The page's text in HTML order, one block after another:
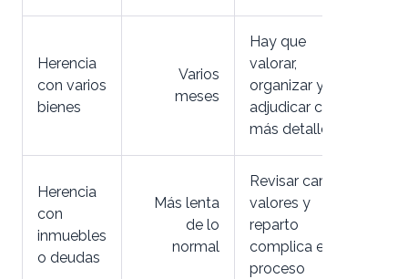
Herencia
con varios
bienes
Varios
meses
Hay que
valorar,
organizar y
adjudicar con
más detalle
Herencia
con
inmuebles
o deudas
Más lenta
de lo
normal
Revisar cargas,
valores y
reparto
complica el
proceso